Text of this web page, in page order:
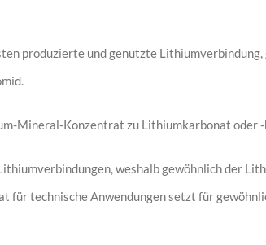
produzierte und genutzte
Mineral-Konzentrat zu Lithiumkarbonat oder
weshalb gewöhnlich der
für technische Anwendungen setzt für